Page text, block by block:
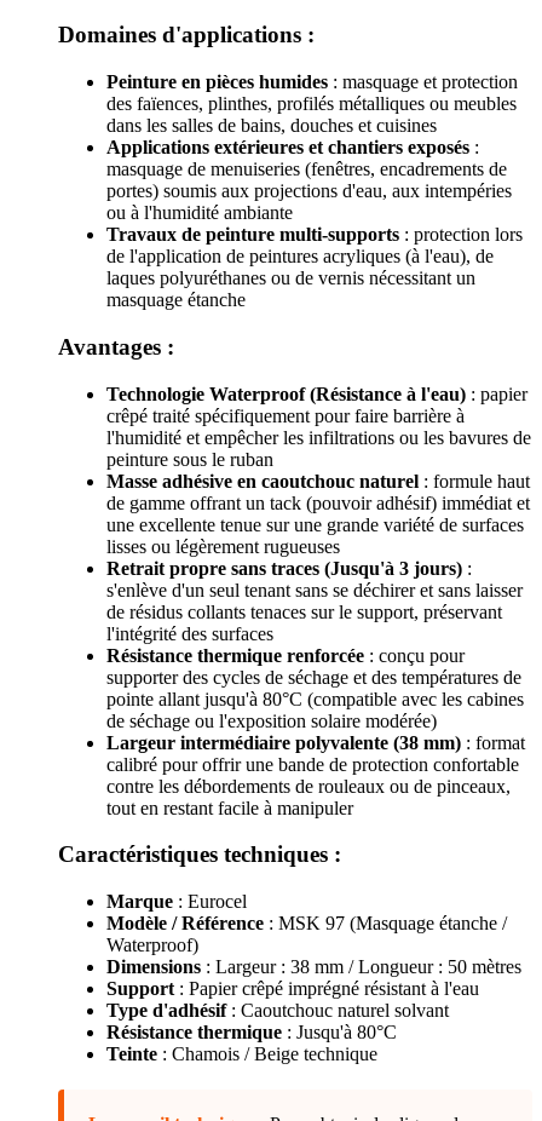
Domaines d'applications :
Peinture en pièces humides : masquage et protection
des faïences, plinthes, profilés métalliques ou meubles
dans les salles de bains, douches et cuisines
Applications extérieures et chantiers exposés :
masquage de menuiseries (fenêtres, encadrements de
portes) soumis aux projections d'eau, aux intempéries
ou à l'humidité ambiante
Travaux de peinture multi-supports : protection lors
de l'application de peintures acryliques (à l'eau), de
laques polyuréthanes ou de vernis nécessitant un
masquage étanche
Avantages :
Technologie Waterproof (Résistance à l'eau) : papier
crêpé traité spécifiquement pour faire barrière à
l'humidité et empêcher les infiltrations ou les bavures de
peinture sous le ruban
Masse adhésive en caoutchouc naturel : formule haut
de gamme offrant un tack (pouvoir adhésif) immédiat et
une excellente tenue sur une grande variété de surfaces
lisses ou légèrement rugueuses
Retrait propre sans traces (Jusqu'à 3 jours) :
s'enlève d'un seul tenant sans se déchirer et sans laisser
de résidus collants tenaces sur le support, préservant
l'intégrité des surfaces
Résistance thermique renforcée : conçu pour
supporter des cycles de séchage et des températures de
pointe allant jusqu'à 80°C (compatible avec les cabines
de séchage ou l'exposition solaire modérée)
Largeur intermédiaire polyvalente (38 mm) : format
calibré pour offrir une bande de protection confortable
contre les débordements de rouleaux ou de pinceaux,
tout en restant facile à manipuler
Caractéristiques techniques :
Marque : Eurocel
Modèle / Référence : MSK 97 (Masquage étanche /
Waterproof)
Dimensions : Largeur : 38 mm / Longueur : 50 mètres
Support : Papier crêpé imprégné résistant à l'eau
Type d'adhésif: Caoutchouc naturel solvant
Résistance thermique : Jusqu'à 80°C
Teinte : Chamois / Beige technique